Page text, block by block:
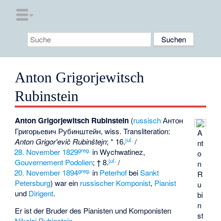
Anton Grigorjewitsch
Rubinstein
A
nt
o
n
R
u
bi
n
st
Anton Grigorjewitsch Rubinstein (russisch Антон
Григорьевич Рубинштейн, wiss. Transliteration:
Anton Grigor'evič Rubinštejn; * 16.jul. /
28. November 1829greg.inWychwatinez,
Gouvernement Podolien; † 8.jul. /
20. November 1894greg.in PeterhofbeiSankt
Petersburg) war ein russischer Komponist, Pianist
und Dirigent.
Er ist der Bruder des Pianisten und Komponisten